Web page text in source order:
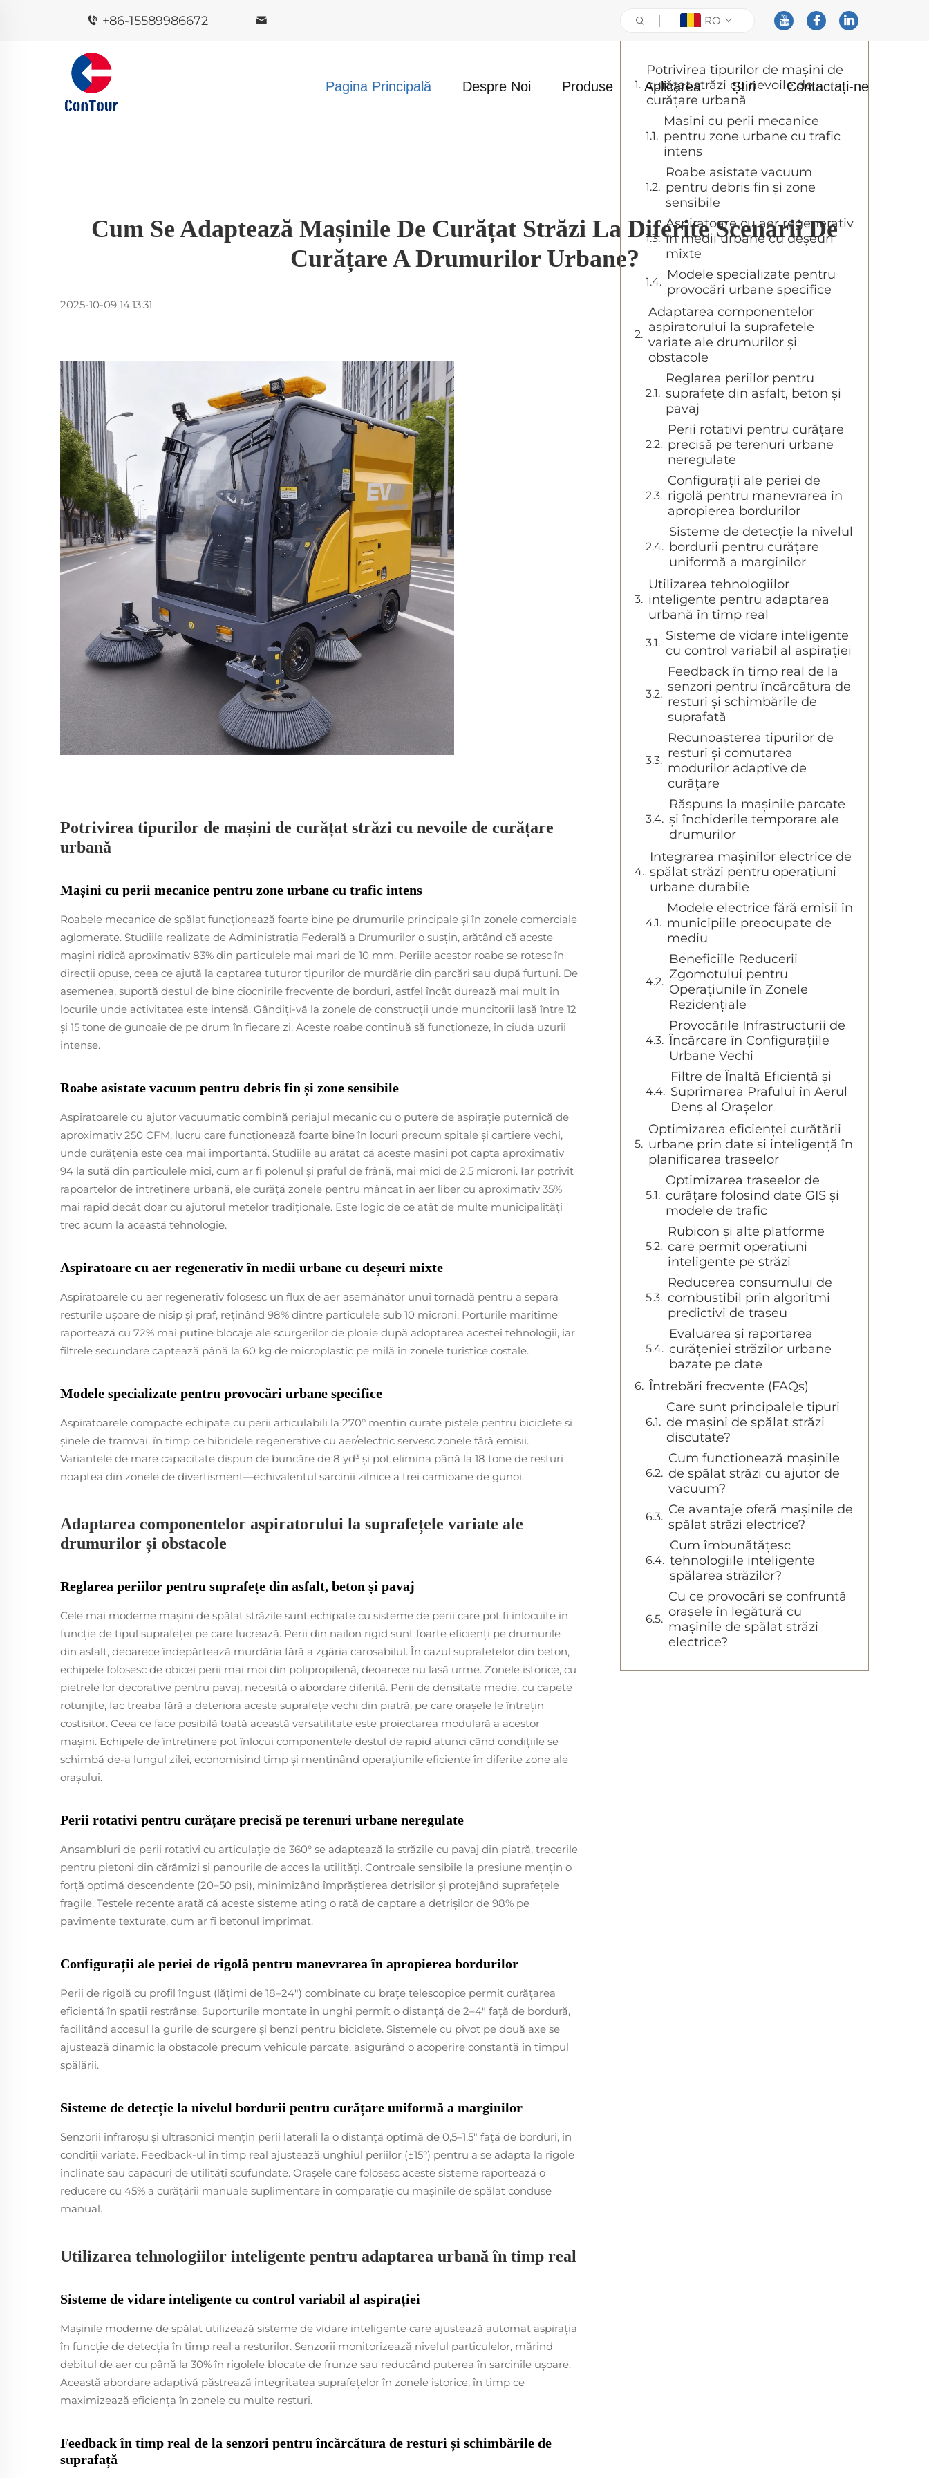
+86-15589986672 RO
Pagina Principală Despre Noi Produse Aplicarea Știri Contactați-ne
Cum Se Adaptează Mașinile De Curățat Străzi La Diferite Scenarii De
Curățare A Drumurilor Urbane?
2025-10-09 14:13:31
Potrivirea tipurilor de mașini de curățat străzi cu nevoile de curățare
urbană
Mașini cu perii mecanice pentru zone urbane cu trafic intens
Roabele mecanice de spălat funcționează foarte bine pe drumurile principale și în zonele comerciale
aglomerate. Studiile realizate de Administrația Federală a Drumurilor o susțin, arătând că aceste
mașini ridică aproximativ 83% din particulele mai mari de 10 mm. Periile acestor roabe se rotesc în
direcții opuse, ceea ce ajută la captarea tuturor tipurilor de murdărie din parcări sau după furtuni. De
asemenea, suportă destul de bine ciocnirile frecvente de borduri, astfel încât durează mai mult în
locurile unde activitatea este intensă. Gândiți-vă la zonele de construcții unde muncitorii lasă între 12
și 15 tone de gunoaie de pe drum în fiecare zi. Aceste roabe continuă să funcționeze, în ciuda uzurii
intense.
Roabe asistate vacuum pentru debris fin și zone sensibile
Aspiratoarele cu ajutor vacuumatic combină periajul mecanic cu o putere de aspirație puternică de
aproximativ 250 CFM, lucru care funcționează foarte bine în locuri precum spitale și cartiere vechi,
unde curățenia este cea mai importantă. Studiile au arătat că aceste mașini pot capta aproximativ
94 la sută din particulele mici, cum ar fi polenul și praful de frână, mai mici de 2,5 microni. Iar potrivit
rapoartelor de întreținere urbană, ele curăță zonele pentru mâncat în aer liber cu aproximativ 35%
mai rapid decât doar cu ajutorul metelor tradiționale. Este logic de ce atât de multe municipalități
trec acum la această tehnologie.
Aspiratoare cu aer regenerativ în medii urbane cu deșeuri mixte
Aspiratoarele cu aer regenerativ folosesc un flux de aer asemănător unui tornadă pentru a separa
resturile ușoare de nisip și praf, reținând 98% dintre particulele sub 10 microni. Porturile maritime
raportează cu 72% mai puține blocaje ale scurgerilor de ploaie după adoptarea acestei tehnologii, iar
filtrele secundare captează până la 60 kg de microplastic pe milă în zonele turistice costale.
Modele specializate pentru provocări urbane specifice
Aspiratoarele compacte echipate cu perii articulabili la 270° mențin curate pistele pentru biciclete și
șinele de tramvai, în timp ce hibridele regenerative cu aer/electric servesc zonele fără emisii.
Variantele de mare capacitate dispun de buncăre de 8 yd³ și pot elimina până la 18 tone de resturi
noaptea din zonele de divertisment—echivalentul sarcinii zilnice a trei camioane de gunoi.
Adaptarea componentelor aspiratorului la suprafețele variate ale
drumurilor și obstacole
Reglarea periilor pentru suprafețe din asfalt, beton și pavaj
Cele mai moderne mașini de spălat străzile sunt echipate cu sisteme de perii care pot fi înlocuite în
funcție de tipul suprafeței pe care lucrează. Perii din nailon rigid sunt foarte eficienți pe drumurile
din asfalt, deoarece îndepărtează murdăria fără a zgâria carosabilul. În cazul suprafețelor din beton,
echipele folosesc de obicei perii mai moi din polipropilenă, deoarece nu lasă urme. Zonele istorice, cu
pietrele lor decorative pentru pavaj, necesită o abordare diferită. Perii de densitate medie, cu capete
rotunjite, fac treaba fără a deteriora aceste suprafețe vechi din piatră, pe care orașele le întrețin
costisitor. Ceea ce face posibilă toată această versatilitate este proiectarea modulară a acestor
mașini. Echipele de întreținere pot înlocui componentele destul de rapid atunci când condițiile se
schimbă de-a lungul zilei, economisind timp și menținând operațiunile eficiente în diferite zone ale
orașului.
Perii rotativi pentru curățare precisă pe terenuri urbane neregulate
Ansambluri de perii rotativi cu articulație de 360° se adaptează la străzile cu pavaj din piatră, trecerile
pentru pietoni din cărămizi și panourile de acces la utilități. Controale sensibile la presiune mențin o
forță optimă descendente (20–50 psi), minimizând împrăștierea detrișilor și protejând suprafețele
fragile. Testele recente arată că aceste sisteme ating o rată de captare a detrișilor de 98% pe
pavimente texturate, cum ar fi betonul imprimat.
Configurații ale periei de rigolă pentru manevrarea în apropierea bordurilor
Perii de rigolă cu profil îngust (lățimi de 18–24") combinate cu brațe telescopice permit curățarea
eficientă în spații restrânse. Suporturile montate în unghi permit o distanță de 2–4" față de bordură,
facilitând accesul la gurile de scurgere și benzi pentru biciclete. Sistemele cu pivot pe două axe se
ajustează dinamic la obstacole precum vehicule parcate, asigurând o acoperire constantă în timpul
spălării.
Sisteme de detecție la nivelul bordurii pentru curățare uniformă a marginilor
Senzorii infraroșu și ultrasonici mențin perii laterali la o distanță optimă de 0,5–1,5" față de borduri, în
condiții variate. Feedback-ul în timp real ajustează unghiul periilor (±15°) pentru a se adapta la rigole
înclinate sau capacuri de utilități scufundate. Orașele care folosesc aceste sisteme raportează o
reducere cu 45% a curățării manuale suplimentare în comparație cu mașinile de spălat conduse
manual.
Utilizarea tehnologiilor inteligente pentru adaptarea urbană în timp real
Sisteme de vidare inteligente cu control variabil al aspirației
Mașinile moderne de spălat utilizează sisteme de vidare inteligente care ajustează automat aspirația
în funcție de detecția în timp real a resturilor. Senzorii monitorizează nivelul particulelor, mărind
debitul de aer cu până la 30% în rigolele blocate de frunze sau reducând puterea în sarcinile ușoare.
Această abordare adaptivă păstrează integritatea suprafețelor în zonele istorice, în timp ce
maximizează eficiența în zonele cu multe resturi.
Feedback în timp real de la senzori pentru încărcătura de resturi și schimbările de
suprafață
Cuprins
Potrivirea tipurilor de mașini de
curățat străzi cu nevoile de
curățare urbană
Mașini cu perii mecanice
pentru zone urbane cu trafic
intens
Roabe asistate vacuum
pentru debris fin și zone
sensibile
Aspiratoare cu aer regenerativ
în medii urbane cu deșeuri
mixte
Modele specializate pentru
provocări urbane specifice
Adaptarea componentelor
aspiratorului la suprafețele
variate ale drumurilor și
obstacole
Reglarea periilor pentru
suprafețe din asfalt, beton și
pavaj
Perii rotativi pentru curățare
precisă pe terenuri urbane
neregulate
Configurații ale periei de
rigolă pentru manevrarea în
apropierea bordurilor
Sisteme de detecție la nivelul
bordurii pentru curățare
uniformă a marginilor
Utilizarea tehnologiilor
inteligente pentru adaptarea
urbană în timp real
Sisteme de vidare inteligente
cu control variabil al aspirației
Feedback în timp real de la
senzori pentru încărcătura de
resturi și schimbările de
suprafață
Recunoașterea tipurilor de
resturi și comutarea
modurilor adaptive de
curățare
Răspuns la mașinile parcate
și închiderile temporare ale
drumurilor
Integrarea mașinilor electrice de
spălat străzi pentru operațiuni
urbane durabile
Modele electrice fără emisii în
municipiile preocupate de
mediu
Beneficiile Reducerii
Zgomotului pentru
Operațiunile în Zonele
Rezidențiale
Provocările Infrastructurii de
Încărcare în Configurațiile
Urbane Vechi
Filtre de Înaltă Eficiență și
Suprimarea Prafului în Aerul
Denș al Orașelor
Optimizarea eficienței curățării
urbane prin date și inteligență în
planificarea traseelor
Optimizarea traseelor de
curățare folosind date GIS și
modele de trafic
Rubicon și alte platforme
care permit operațiuni
inteligente pe străzi
Reducerea consumului de
combustibil prin algoritmi
predictivi de traseu
Evaluarea și raportarea
curățeniei străzilor urbane
bazate pe date
Întrebări frecvente (FAQs)
Care sunt principalele tipuri
de mașini de spălat străzi
discutate?
Cum funcționează mașinile
de spălat străzi cu ajutor de
vacuum?
Ce avantaje oferă mașinile de
spălat străzi electrice?
Cum îmbunătățesc
tehnologiile inteligente
spălarea străzilor?
Cu ce provocări se confruntă
orașele în legătură cu
mașinile de spălat străzi
electrice?